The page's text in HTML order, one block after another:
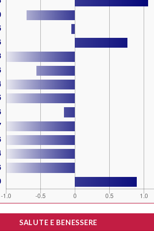
SALUTE E BENESSERE